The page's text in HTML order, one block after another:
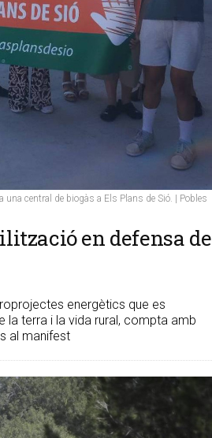
una central de biogàs a Els Plans de Sió. | Pobles
en defensa de
energètics que es
la terra i la vida rural, compta amb
al manifest